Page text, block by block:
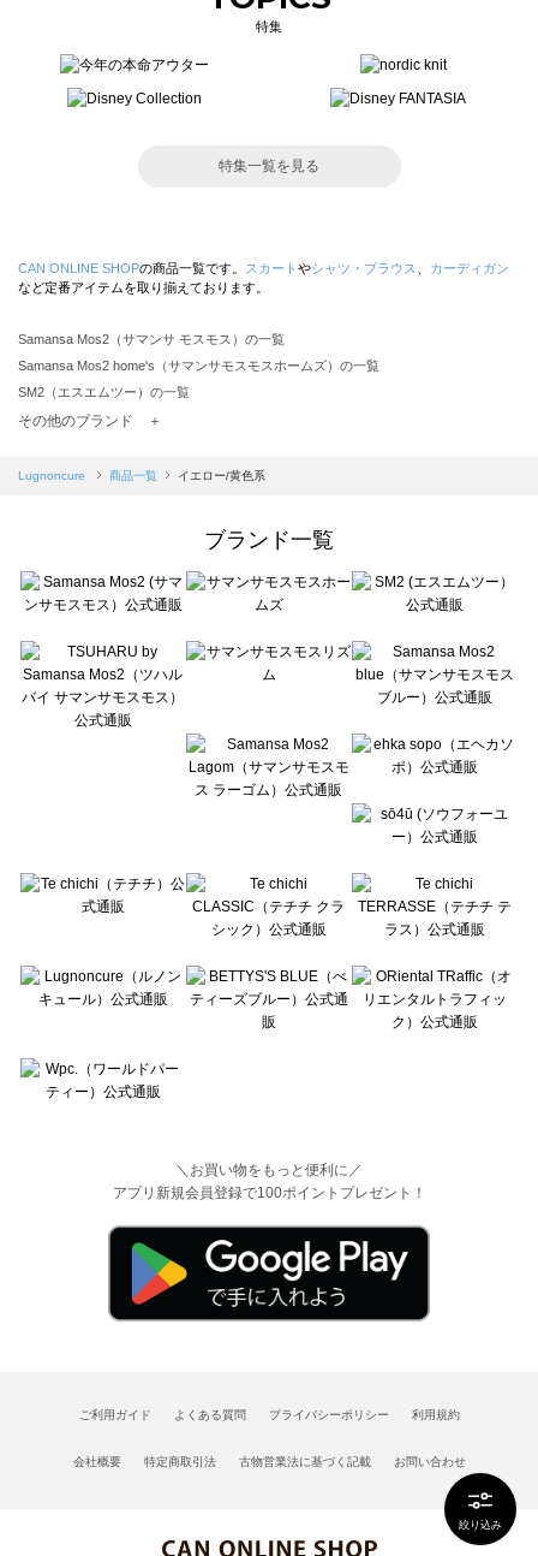
絞り込み
特集
特集一覧を見る
CAN ONLINE SHOPの商品一覧です。 スカート やシャツ・ブラウス
カーディガン
など定番アイテムを取り揃えております。
Samansa Mos2（サマンサ モスモス）の一覧
Samansa Mos2 home's（サマンサモスモスホームズ）の一覧
SM2（エスエムツー）の一覧
TSUHARU by Samansa Mos2（ツハルバイサマンサモスモス）の一覧
Samansa Mos2 blue（サマンサモスモス ブルー）の一覧
Te chichi（テチチ）の一覧
Te chichi CLASSIC（テチチ クラシック）の一覧
Lugnoncure（ルノンキュール）の一覧
BETTY'S BLUE（べティーズブルー）の一覧
Wpc.（ワールドパーティー）の一覧
その他のブランド ＋
Lugnoncure 商品一覧 イエロー/黄色系
ブランド一覧
＼お買い物をもっと便利に／
アプリ新規会員登録で100ポイントプレゼント！
ご利用ガイド よくある質問 プライバシーポリシー 利用規約
会社概要 特定商取引法 古物営業法に基づく記載 お問い合わせ